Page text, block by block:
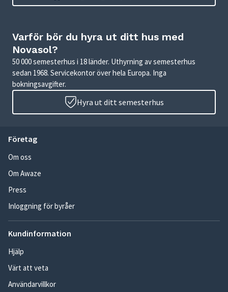
Varför bör du hyra ut ditt hus med
Novasol?
50 000 semesterhus i 18 länder. Uthyrning av semesterhus
sedan 1968. Servicekontor över hela Europa. Inga
bokningsavgifter.
Hyra ut ditt semesterhus
Företag
Om oss
Om Awaze
Press
Inloggning för byråer
Kundinformation
Hjälp
Värt att veta
Användarvillkor